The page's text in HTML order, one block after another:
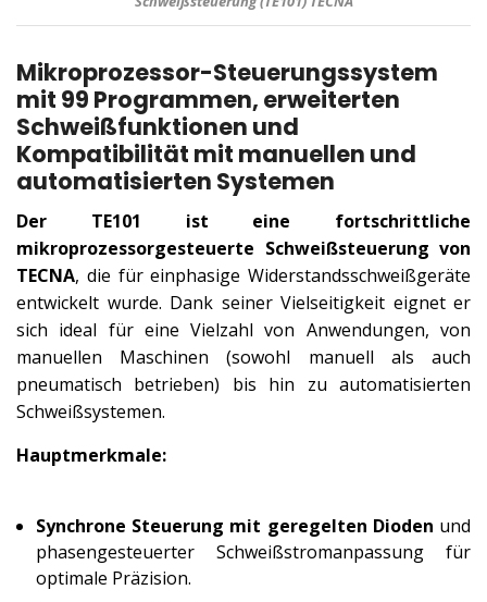
Mikroprozessor-Steuerungssystem
mit 99 Programmen, erweiterten
Schweißfunktionen und
Kompatibilität mit manuellen und
automatisierten Systemen
Der TE101 ist eine fortschrittliche
mikroprozessorgesteuerte Schweißsteuerung von
TECNA, die für einphasige Widerstandsschweißgeräte
entwickelt wurde. Dank seiner Vielseitigkeit eignet er
sich ideal für eine Vielzahl von Anwendungen, von
manuellen Maschinen (sowohl manuell als auch
pneumatisch betrieben) bis hin zu automatisierten
Schweißsystemen.
Hauptmerkmale:
Synchrone Steuerung mit geregelten Dioden und
phasengesteuerter Schweißstromanpassung für
optimale Präzision.